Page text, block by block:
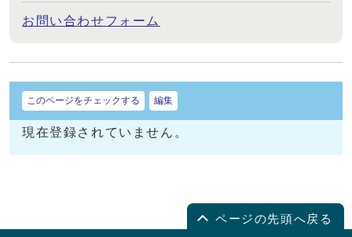
お問い合わせフォーム
このページをチェックする 編集
現在登録されていません。
ページの先頭へ戻る